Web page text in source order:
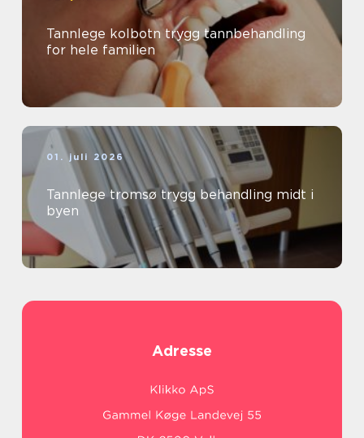
Tannlege kolbotn trygg tannbehandling
for hele familien
01. juli 2026
Tannlege tromsø trygg behandling midt i
byen
Adresse